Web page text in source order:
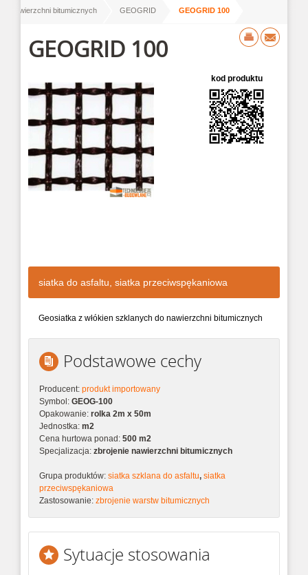
nawierzchni bitumicznych GEOGRID GEOGRID 100
GEOGRID 100
siatka do asfaltu, siatka przeciwspękaniowa
Geosiatka z włókien szklanych do nawierzchni bitumicznych
Podstawowe cechy
Producent: produkt importowany
Symbol: GEOG-100
Opakowanie: rolka 2m x 50m
Jednostka: m2
Cena hurtowa ponad: 500 m2
Specjalizacja: zbrojenie nawierzchni bitumicznych
Grupa produktów: siatka szklana do asfaltu, siatka
przeciwspękaniowa
Zastosowanie: zbrojenie warstw bitumicznych
Sytuacje stosowania
kod produktu